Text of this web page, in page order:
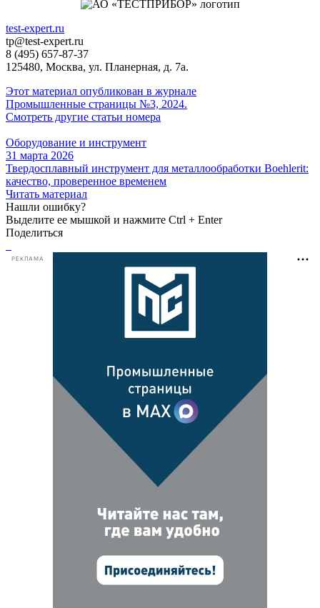
test-expert.ru
tp@test-expert.ru
8 (495) 657-87-37
125480, Москва, ул. Планерная, д. 7а.
Этот материал опубликован в журнале
Промышленные страницы №3, 2024.
Смотреть другие статьи номера
Оборудование и инструмент
31 марта 2026
Твердосплавный инструмент для металлообработки Boehlerit:
качество, проверенное временем
Читать материал
Нашли ошибку?
Выделите ее мышкой и нажмите Ctrl + Enter
Поделиться
РЕКЛАМА